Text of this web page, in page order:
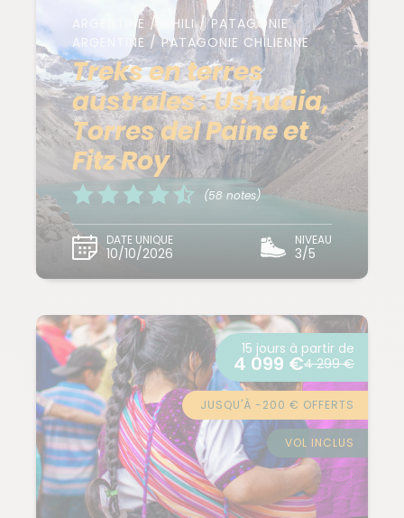
ARGENTINE / CHILI / PATAGONIE
ARGENTINE / PATAGONIE CHILIENNE
Treks en terres
australes : Ushuaia,
Torres del Paine et
Fitz Roy
(58 notes)
DATE UNIQUE
10/10/2026
NIVEAU
3/5
15 jours à partir de
4 099 €4 299 €
JUSQU'À -200 € OFFERTS
VOL INCLUS